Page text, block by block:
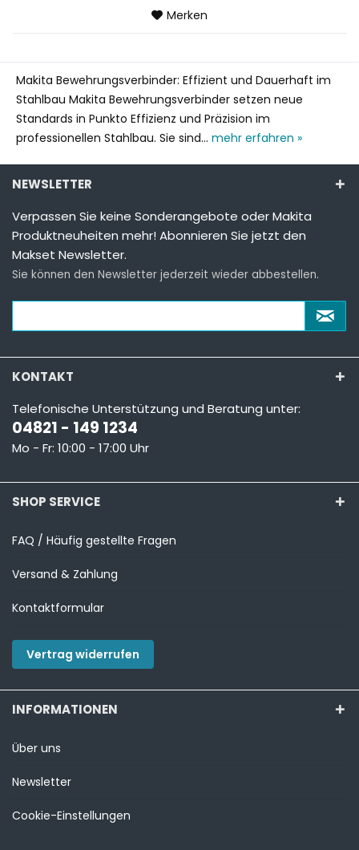
Merken
Makita Bewehrungsverbinder: Effizient und Dauerhaft im
Stahlbau Makita Bewehrungsverbinder setzen neue
Standards in Punkto Effizienz und Präzision im
professionellen Stahlbau. Sie sind... mehr erfahren »
NEWSLETTER
Verpassen Sie keine Sonderangebote oder Makita
Produktneuheiten mehr! Abonnieren Sie jetzt den
Makset Newsletter.
Sie können den Newsletter jederzeit wieder abbestellen.
KONTAKT
Telefonische Unterstützung und Beratung unter:
04821 - 149 1234
Mo - Fr: 10:00 - 17:00 Uhr
SHOP SERVICE
FAQ / Häufig gestellte Fragen
Versand & Zahlung
Kontaktformular
Vertrag widerrufen
INFORMATIONEN
Über uns
Newsletter
Cookie-Einstellungen